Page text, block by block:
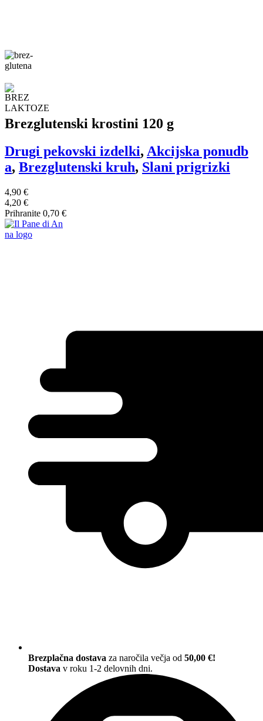
Brezglutenski krostini 120 g
Drugi pekovski izdelki, Akcijska ponudb
a, Brezglutenski kruh, Slani prigrizki
4,90 €
4,20 €
Prihranite 0,70 €
Brezplačna dostava za naročila večja od 50,00 €!
Dostava v roku 1-2 delovnih dni.